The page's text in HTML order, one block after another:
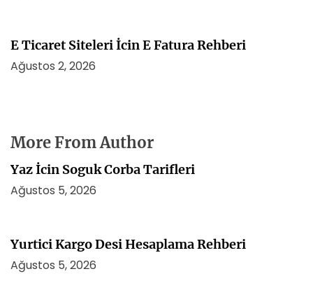
E Ticaret Siteleri İcin E Fatura Rehberi
Ağustos 2, 2026
More From Author
Yaz İcin Soguk Corba Tarifleri
Ağustos 5, 2026
Yurtici Kargo Desi Hesaplama Rehberi
Ağustos 5, 2026